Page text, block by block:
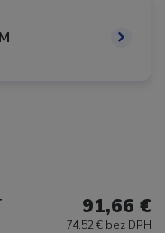
91,66 €
74,52 € bez DPH